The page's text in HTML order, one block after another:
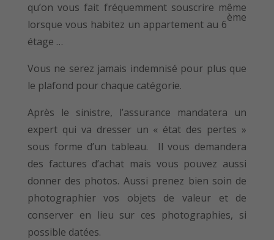
qu’on vous fait fréquemment souscrire même
lorsque vous habitez un appartement au 6
ème
étage …
Vous ne serez jamais indemnisé pour plus que
le plafond pour chaque catégorie.
Après le sinistre, l’assurance mandatera un
expert qui va dresser un « état des pertes »
sous forme d’un tableau. Il vous demandera
des factures d’achat mais vous pouvez aussi
donner des photos. Aussi prenez bien soin de
photographier vos objets de valeur et de
conserver en lieu sur ces photographies, si
possible datées.